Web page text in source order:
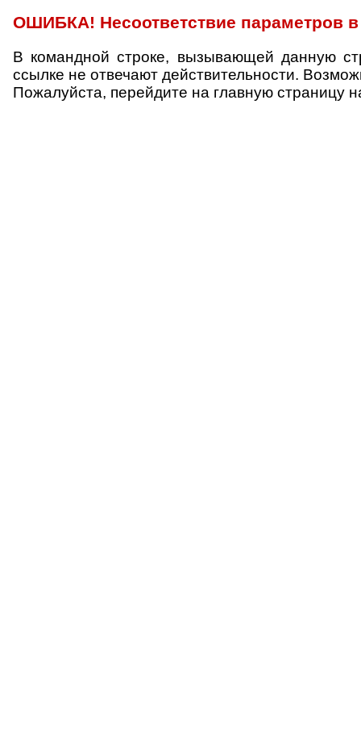
ОШИБКА! Несоответствие параметров
В командной строке, вызывающей данную
ссылке не отвечают действительности.
Пожалуйста, перейдите на главную страницу